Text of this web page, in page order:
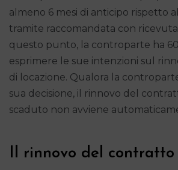
almeno 6 mesi di anticipo rispetto
tramite raccomandata con
questo punto, la controparte ha
esprimere le sue intenzioni sul
di locazione. Qualora la
sua decisione, il rinnovo del
scaduto non avviene
Il rinnovo del